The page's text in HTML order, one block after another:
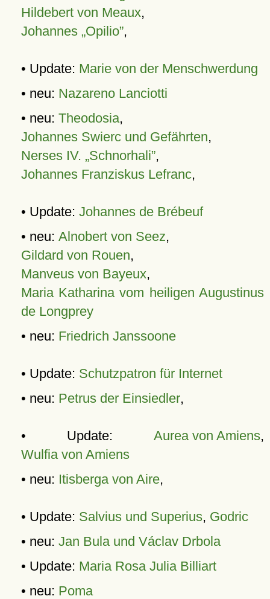
Hildebert von Meaux,
Johannes „Opilio”,
• Update: Marie von der Menschwerdung
• neu: Nazareno Lanciotti
• neu: Theodosia,
Johannes Swierc und Gefährten,
Nerses IV. „Schnorhali”,
Johannes Franziskus Lefranc,
• Update: Johannes de Brébeuf
• neu: Alnobert von Seez,
Gildard von Rouen,
Manveus von Bayeux,
Maria Katharina vom heiligen Augustinus
de Longprey
• neu: Friedrich Janssoone
• Update: Schutzpatron für Internet
• neu: Petrus der Einsiedler,
• Update: Aurea von Amiens,
Wulfia von Amiens
• neu: Itisberga von Aire,
• Update: Salvius und Superius, Godric
• neu: Jan Bula und Václav Drbola
• Update: Maria Rosa Julia Billiart
• neu: Poma